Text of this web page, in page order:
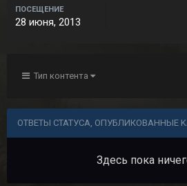
ПОСЕЩЕНИЕ
28 июня, 2013
Тип контента
ОТВЕТЫ СТАТУСА, ОПУБЛИКОВАННЫЕ
Здесь пока